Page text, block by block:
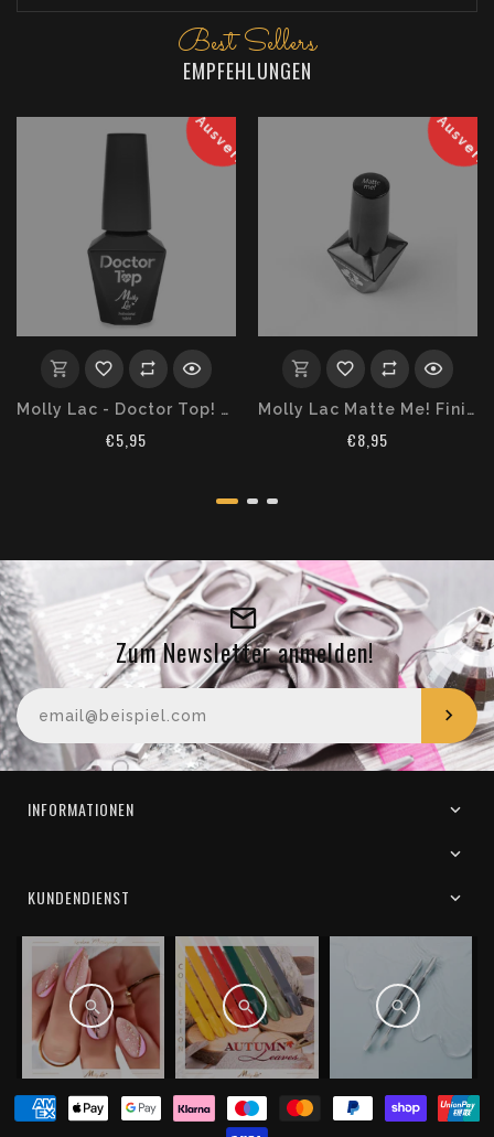
Best Sellers
EMPFEHLUNGEN
Ausverkauft
Molly Lac - Doctor Top! Finish
€5,95
Molly Lac Matte Me! Finish 10 ml
€8,95
Zum Newsletter anmelden!
INFORMATIONEN
KUNDENDIENST